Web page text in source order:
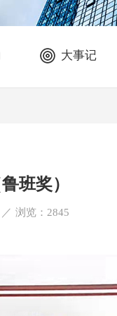
大事记
班奖）
／ 浏览： 2845